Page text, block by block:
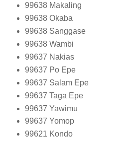
99638 Makaling
99638 Okaba
99638 Sanggase
99638 Wambi
99637 Nakias
99637 Po Epe
99637 Salam Epe
99637 Taga Epe
99637 Yawimu
99637 Yomop
99621 Kondo